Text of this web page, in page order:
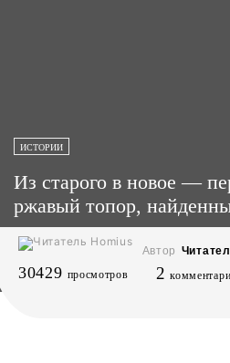
ИСТОРИИ
Из старого в новое —
ржавый топор,
Автор
30429 просмотров 2